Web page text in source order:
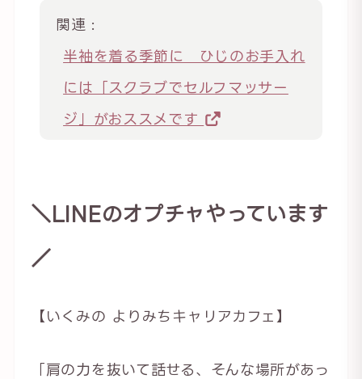
関連 :
半袖を着る季節に ひじのお手入れ
には「スクラブでセルフマッサー
ジ」がおススメです
＼LINEのオプチャやっています
／
【いくみの よりみちキャリアカフェ】
「肩の力を抜いて話せる、そんな場所があっ